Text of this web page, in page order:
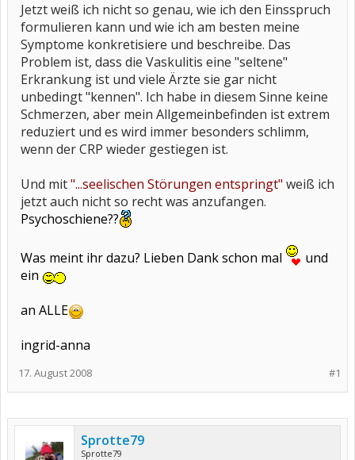
Jetzt weiß ich nicht so genau, wie ich den Einsspruch
formulieren kann und wie ich am besten meine
Symptome konkretisiere und beschreibe. Das
Problem ist, dass die Vaskulitis eine "seltene"
Erkrankung ist und viele Ärzte sie gar nicht
unbedingt "kennen". Ich habe in diesem Sinne keine
Schmerzen, aber mein Allgemeinbefinden ist extrem
reduziert und es wird immer besonders schlimm,
wenn der CRP wieder gestiegen ist.
Und mit"...seelischen Störungen entspringt" weiß ich
jetzt auch nicht so recht was anzufangen.
Psychoschiene??
Was meint ihr dazu? Lieben Dank schon mal
und
ein
an ALLE
ingrid-anna
#1
17. August 2008
Sprotte79
Sprotte79